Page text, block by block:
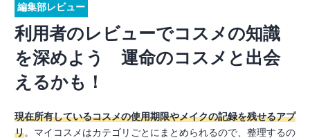
編集部レビュー
利用者のレビューでコスメの知識
を深めよう 運命のコスメと出会
えるかも！
現在所有しているコスメの使用期限やメイクの記録を残せるアプ
リ。マイコスメはカテゴリごとにまとめられるので、整理するの